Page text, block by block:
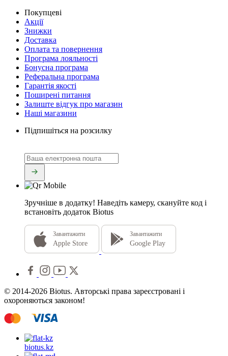
Покупцеві
Акції
Знижки
Доставка
Оплата та повернення
Програма лояльності
Бонусна програма
Реферальна програма
Гарантія якості
Поширені питання
Залиште відгук про магазин
Наші магазини
Підпишіться на розсилку
Зручніше в додатку! Наведіть камеру, скануйте код і
встановіть додаток Biotus
Завантажити
Apple Store
Завантажити
Google Play
© 2014-2026 Biotus. Авторські права зареєстровані і
охороняються законом!
biotus.kz